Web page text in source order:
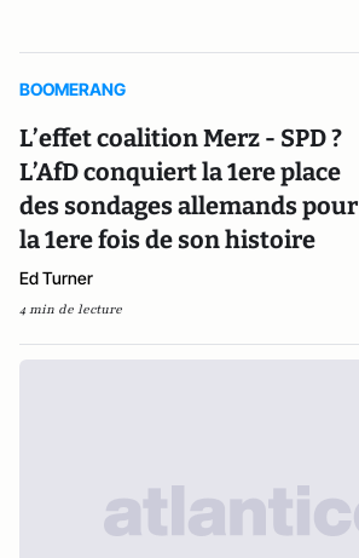
BOOMERANG
L’effet coalition Merz - SPD ?
L’AfD conquiert la 1ere place
des sondages allemands pour
la 1ere fois de son histoire
Ed Turner
4 min de lecture